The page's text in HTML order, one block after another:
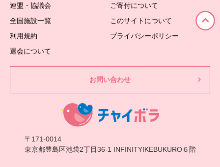
連盟・協議会
ご寄付について
全国施設一覧
このサイトについて
利用規約
プライバシーポリシー
退会について
お問い合わせ
〒171-0014
東京都豊島区池袋2丁目36-1 INFINITYIKEBUKURO６階